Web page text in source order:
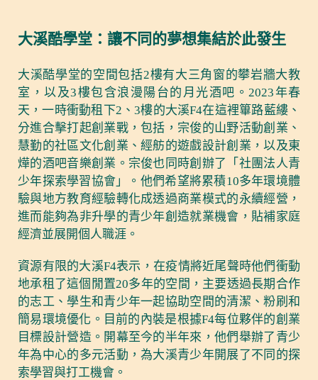
大溪酷學堂：讓不同的夢想集結於此發生
大溪酷學堂的空間包括2樓有大三角窗的攀岩牆大教
室，以及3樓包含浪漫陽台的月光酒吧。2023年春
天，一時衝動租下2、3樓的大溪F4在這裡篳路藍縷、
分進合擊打起創業戰，包括，宗俊的山野活動創業、
慧勤的社區文化創業、經舫的遊戲設計創業，以及東
燁的酒吧音樂創業。宗俊也同時創辦了「社團法人青
少年探索學習協會」。他們希望將累積10多年環境體
驗與地方教育經驗轉化成透過商業模式的永續經營，
進而能夠為非升學的青少年創造就業機會，貼補家庭
經濟並展開個人職涯。
資源有限的大溪F4表示，在疫情將近尾聲時他們衝動
地承租了這個閒置20多年的空間，主要透過長期合作
的志工、學生和青少年一起協助空間的清潔、粉刷和
簡易環境優化。目前的內裝是根據F4每位夥伴的創業
目標設計營造。開幕至今的半年來，他們舉辦了青少
年為中心的多元活動，為大溪青少年開展了不同的探
索學習與打工機會。